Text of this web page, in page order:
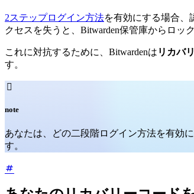
2ステップログイン方法を有効にする場合、
クセスを失うと、Bitwarden保管庫からロッ
これに対抗するために、Bitwardenは リカバ
す。

note
あなたは、どの二段階ログイン方法を有効
す。